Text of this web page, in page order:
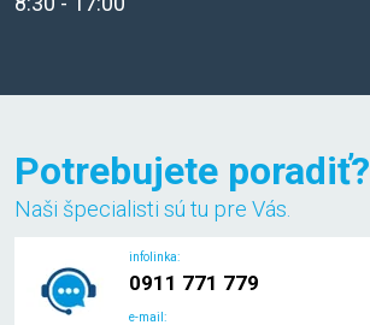
Potrebujete poradiť?
Naši špecialisti sú tu pre Vás.
infolinka:
0911 771 779
e-mail: